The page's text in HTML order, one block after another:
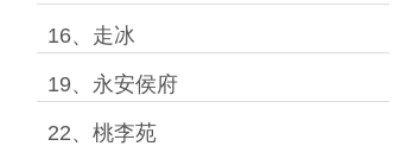
16、走冰
19、永安侯府
22、桃李苑